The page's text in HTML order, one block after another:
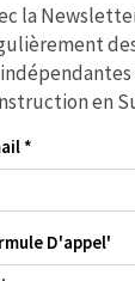
la
en
*
D'appel'